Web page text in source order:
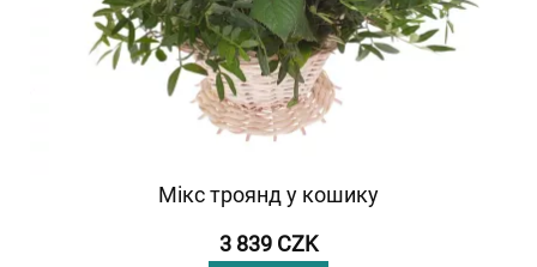
Мікс троянд у кошику
3 839 CZK